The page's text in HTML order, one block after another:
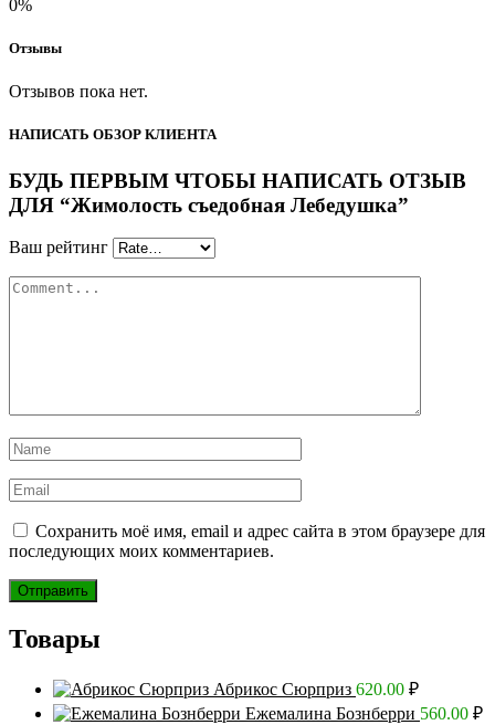
0%
Отзывы
Отзывов пока нет.
НАПИСАТЬ ОБЗОР КЛИЕНТА
БУДЬ ПЕРВЫМ ЧТОБЫ НАПИСАТЬ ОТЗЫВ
ДЛЯ “Жимолость съедобная Лебедушка”
Ваш рейтинг
Сохранить моё имя, email и адрес сайта в этом браузере для
последующих моих комментариев.
Товары
Абрикос Сюрприз 620.00 ₽
Ежемалина Бознберри 560.00 ₽